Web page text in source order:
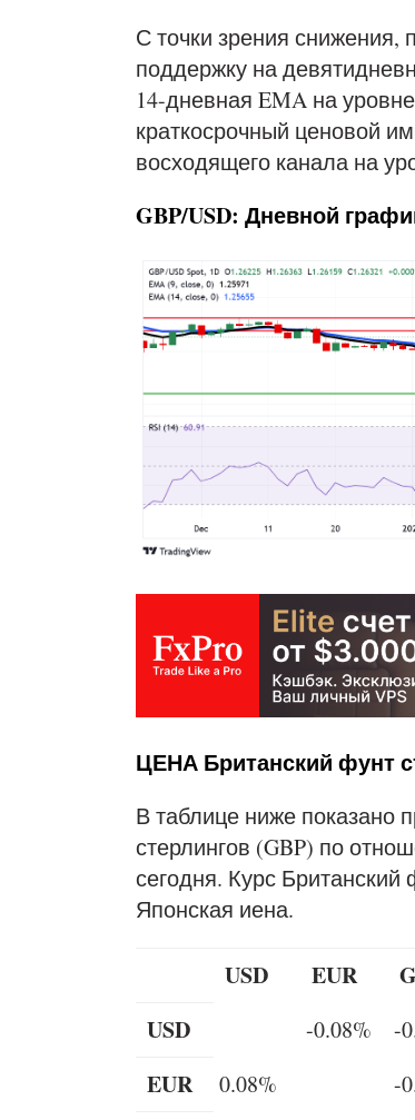
С точки зрения снижения,
поддержку на
14-дневная EMA на
краткосрочный ценовой
восходящего канала на
GBP/USD: Дневной
ЦЕНА Британский фунт
В таблице ниже показано
стерлингов (GBP) по
сегодня. Курс
Японская иена.
USD EUR
USD
-0.08% -
EUR 0.08% -